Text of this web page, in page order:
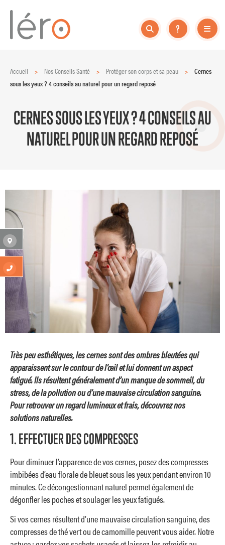
Accueil > Nos Conseils Santé > Protéger son corps et sa peau >
Cernes
sous les yeux ? 4 conseils au naturel pour un regard reposé
CERNES SOUS LES YEUX ? 4 CONSEILS AU
NATUREL POUR UN REGARD REPOSÉ
Très peu esthétiques, les cernes sont des ombres bleutées qui
apparaissent sur le contour de l’œil et lui donnent un aspect
fatigué. Ils résultent généralement d’un manque de sommeil, du
stress, de la pollution ou d’une mauvaise circulation sanguine.
Pour retrouver un regard lumineux et frais, découvrez nos
solutions naturelles.
1. EFFECTUER DES COMPRESSES
Pour diminuer l’apparence de vos cernes, posez des compresses
imbibées d’eau florale de bleuet sous les yeux pendant environ 10
minutes. Ce décongestionnant naturel permet également de
dégonfler les poches et soulager les yeux fatigués.
Si vos cernes résultent d’une mauvaise circulation sanguine, des
compresses de thé vert ou de camomille peuvent vous aider. Notre